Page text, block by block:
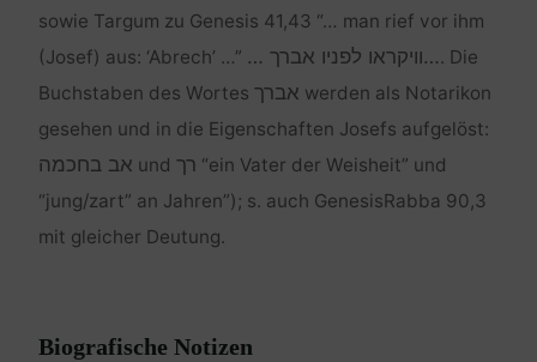
sowie Targum zu Genesis 41,43 “… man rief vor ihm
(Josef) aus: ‘Abrech’ …” …וויקראו לפניו אברך …. Die
Buchstaben des Wortes אברך werden als Notarikon
gesehen und in die Eigenschaften Josefs aufgelöst:
אב בחכמה und רך “ein Vater der Weisheit” und
“jung/zart” an Jahren”); s. auch GenesisRabba 90,3
mit gleicher Deutung.
Biografische Notizen